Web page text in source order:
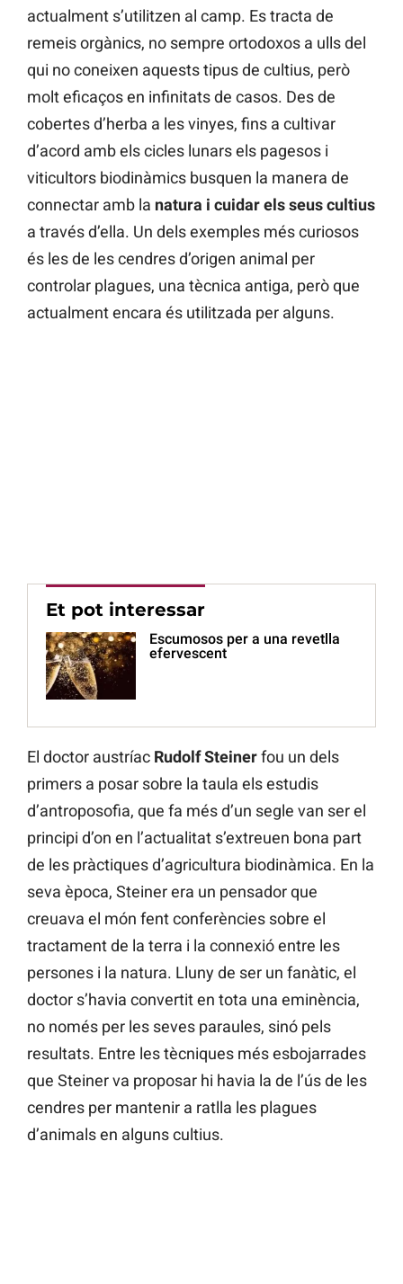
actualment s’utilitzen al camp. Es tracta de
remeis orgànics, no sempre ortodoxos a ulls del
qui no coneixen aquests tipus de cultius, però
molt eficaços en infinitats de casos. Des de
cobertes d’herba a les vinyes, fins a cultivar
d’acord amb els cicles lunars els pagesos i
viticultors biodinàmics busquen la manera de
connectar amb la natura i cuidar els seus cultius
a través d’ella. Un dels exemples més curiosos
és les de les cendres d’origen animal per
controlar plagues, una tècnica antiga, però que
actualment encara és utilitzada per alguns.
Et pot interessar
Escumosos per a una revetlla
efervescent
El doctor austríac Rudolf Steinerfou un dels
primers a posar sobre la taula els estudis
d’antroposofia, que fa més d’un segle van ser el
principi d’on en l’actualitat s’extreuen bona part
de les pràctiques d’agricultura biodinàmica. En la
seva època, Steiner era un pensador que
creuava el món fent conferències sobre el
tractament de la terra i la connexió entre les
persones i la natura. Lluny de ser un fanàtic, el
doctor s’havia convertit en tota una eminència,
no només per les seves paraules, sinó pels
resultats. Entre les tècniques més esbojarrades
que Steiner va proposar hi havia la de l’ús de les
cendres per mantenir a ratlla les plagues
d’animals en alguns cultius.